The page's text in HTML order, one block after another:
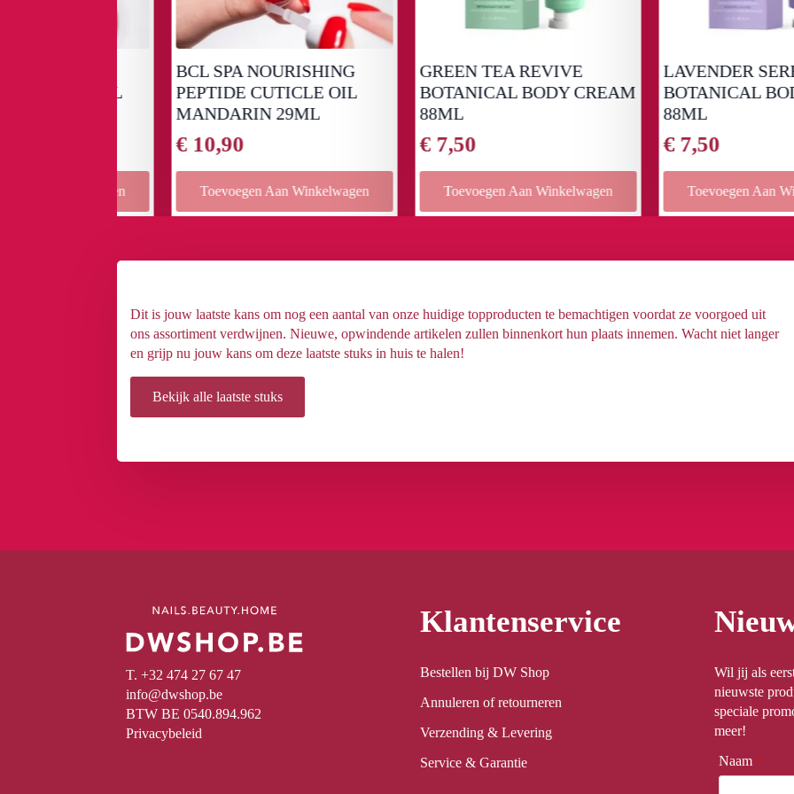
BCL SPA NOURISHING
PEPTIDE CUTICLE OIL
MANDARIN 29ML
10,90
Toevoegen Aan Winkelwagen
GREEN TEA REVIVE
BOTANICAL BODY CREAM
7,50
Toevoegen Aan Winkelwagen
LAVENDER SERENITY
BOTANICAL BODY
7,50
Toevoegen Aan
Dit is jouw laatste kans om nog een aantal van onze huidige topproducten te bemachtigen voordat ze voorgoed uit
ons assortiment verdwijnen. Nieuwe, opwindende artikelen zullen binnenkort hun plaats innemen. Wacht niet langer
en grijp nu jouw kans om deze laatste stuks in huis te halen!
Bekijk alle laatste stuks
T. +32 474 27 67 47
info@dwshop.be
BTW BE 0540.894.962
Privacybeleid
Klantenservice
Bestellen bij DW Shop
Annuleren of retourneren
Verzending & Levering
Service & Garantie
Wil jij als
nieuwste
speciale
meer!
Naam *